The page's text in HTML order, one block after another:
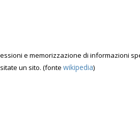
e memorizzazione di informazioni
un sito. (fonte wikipedia)